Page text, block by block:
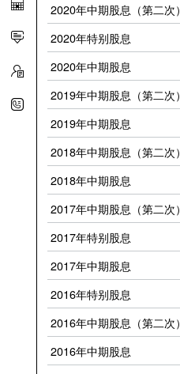
2020年中期股息（第二次）
2020年特别股息
2020年中期股息
2019年中期股息（第二次）
2019年中期股息
2018年中期股息（第二次）
2018年中期股息
2017年中期股息（第二次）
2017年特别股息
2017年中期股息
2016年特别股息
2016年中期股息（第二次）
2016年中期股息